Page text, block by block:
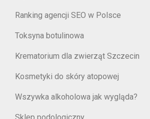
Ranking agencji SEO w Polsce
Toksyna botulinowa
Krematorium dla zwierząt Szczecin
Kosmetyki do skóry atopowej
Wszywka alkoholowa jak wygląda?